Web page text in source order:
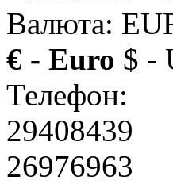
Валюта:
€ - Euro $ -
Телефон:
29408439
26976963